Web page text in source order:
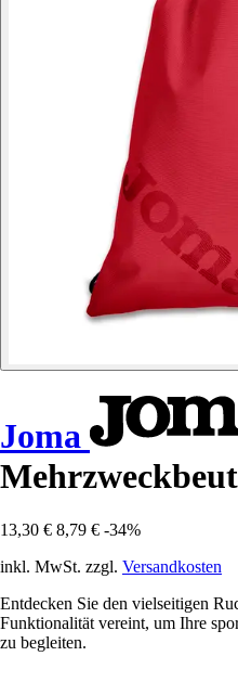
Joma
13,30 € 8,79 € -34%
inkl. MwSt. zzgl. Versandkosten
Entdecken Sie den vielseitigen
Funktionalität vereint, um Ihre
zu begleiten.